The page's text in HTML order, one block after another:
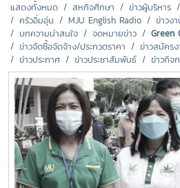
แสดงทั้งหมด สหกิจศึกษา ข่าวผู้บริหาร
ครัวอิ่มอุ่น
MJU English Radio ข่าวง
บทความน่าสนใจ
จดหมายข่าว
Green
ข่าวจัดซื้อจัดจ้าง/ประกวดราคา
ข่าวสมัคร
ข่าวประกาศ
ข่าวประชาสัมพันธ์ ข่าวกิจ